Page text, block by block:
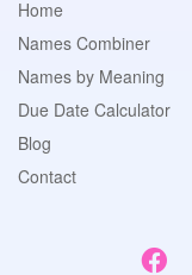
Home
Names Combiner
Names by Meaning
Due Date Calculator
Blog
Contact